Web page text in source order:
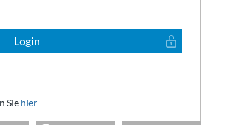
Login
Sie hier